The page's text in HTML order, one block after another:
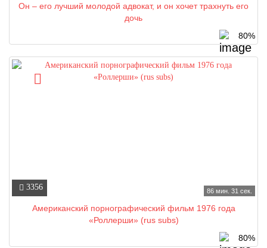
Он – его лучший молодой адвокат, и он хочет трахнуть его
дочь
80%
86 мин. 31 сек.
3356
Американский порнографический фильм 1976 года
«Роллерши» (rus subs)
80%